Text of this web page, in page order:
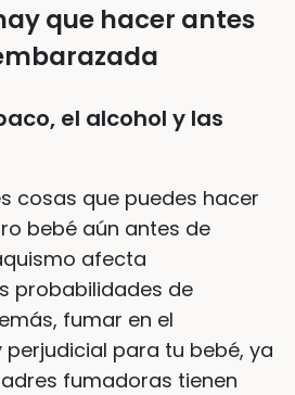
que hacer antes
el alcohol y las
cosas que puedes hacer
bebé aún antes de
afecta
probabilidades de
fumar en el
para tu bebé, ya
fumadoras tienen